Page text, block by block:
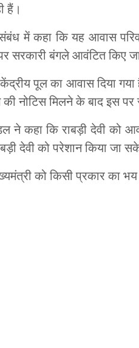
हैं।
में कहा कि यह आवास
सरकारी बंगले आवंटित किए
पूल का आवास दिया
नोटिस मिलने के बाद इस पर
ने कहा कि राबड़ी देवी को
देवी को परेशान किया जा
को किसी प्रकार का